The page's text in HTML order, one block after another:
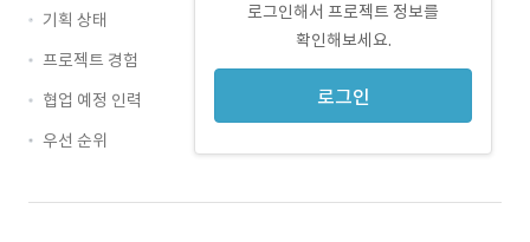
로그인해서 프로젝트 정보를
확인해보세요.
로그인
기획 상태
프로젝트 경험
협업 예정 인력
우선 순위